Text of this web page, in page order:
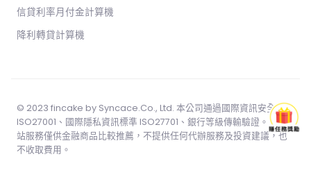
信貸利率月付金計算機
降利轉貸計算機
© 2023 fincake by Syncace.Co., Ltd. 本公司通過國際資訊安全標準
ISO27001、國際隱私資訊標準 ISO27701、銀行等級傳輸驗證。 本網
站服務僅供金融商品比較推薦，不提供任何代辦服務及投資建議，也
不收取費用。